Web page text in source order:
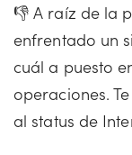
👎 A raíz de la
enfrentado un
cuál a puesto
operaciones.
al status de